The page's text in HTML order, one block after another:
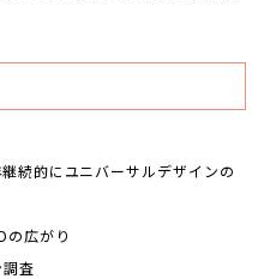
続的にユニバーサルデザインの
の広がり
査